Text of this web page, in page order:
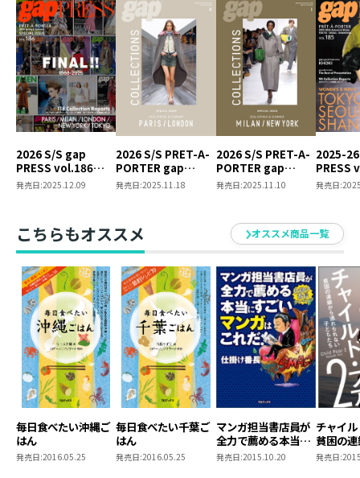
2026 S/S gap
PRESS vol.186
PARIS / MILAN /
発売日:2025.12.09
2026 S/S PRET-A-
PORTER gap
COLLECTIONS
発売日:2025.11.18
2026 S/S PRET-A-
PORTER gap
COLLECTIONS
発売日:2025.11.10
2025-
PRESS
TOKYO
発売日:
こちらもオススメ オススメ商品一覧
毎日食べたい沖縄ご
はん
発売日:2016.05.25
毎日食べたい千葉ご
はん
発売日:2016.05.25
マンガ担当書店員が
全力で薦める本当に
すごいマンガはこれ
発売日:2015.10.20
チャイ
貧困の
られな
発売日: